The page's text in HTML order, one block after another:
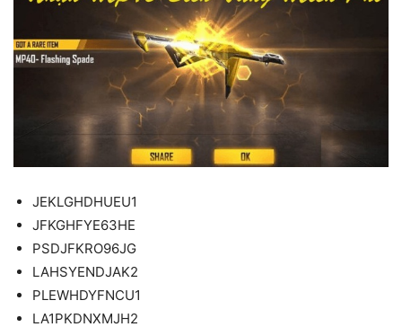
JEKLGHDHUEU1
JFKGHFYE63HE
PSDJFKRO96JG
LAHSYENDJAK2
PLEWHDYFNCU1
LA1PKDNXMJH2